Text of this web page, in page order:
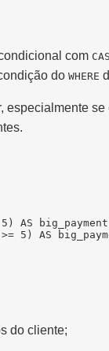
com
do WHERE
especialmente
AS
5) AS
do cliente;